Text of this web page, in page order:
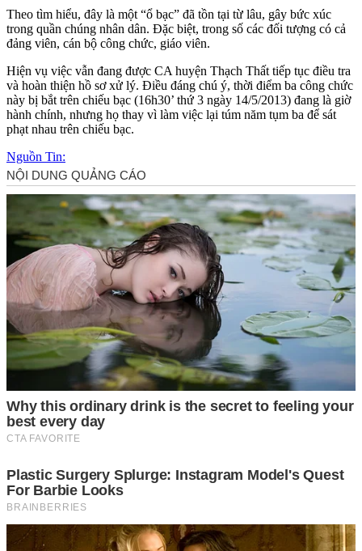
Theo tìm hiểu, đây là một “ổ bạc” đã tồn tại từ lâu, gây bức xúc
trong quần chúng nhân dân. Đặc biệt, trong số các đối tượng có cả
đảng viên, cán bộ công chức, giáo viên.
Hiện vụ việc vẫn đang được CA huyện Thạch Thất tiếp tục điều tra
và hoàn thiện hồ sơ xử lý. Điều đáng chú ý, thời điểm ba công chức
này bị bắt trên chiếu bạc (16h30’ thứ 3 ngày 14/5/2013) đang là giờ
hành chính, nhưng họ thay vì làm việc lại túm năm tụm ba để sát
phạt nhau trên chiếu bạc.
Nguồn Tin: